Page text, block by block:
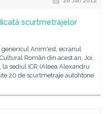
scurtmetrajelor
Anim'est, ecranul
Român din acest an. Joi,
sediul ICR (Aleea Alexandru
20 de scurtmetraje autohtone